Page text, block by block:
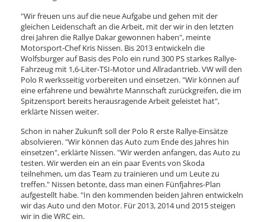
"Wir freuen uns auf die neue Aufgabe und gehen mit der
gleichen Leidenschaft an die Arbeit, mit der wir in den letzten
drei Jahren die Rallye Dakar gewonnen haben", meinte
Motorsport-Chef Kris Nissen. Bis 2013 entwickeln die
Wolfsburger auf Basis des Polo ein rund 300 PS starkes Rallye-
Fahrzeug mit 1,6-Liter-TSI-Motor und Allradantrieb. VW will den
Polo R werksseitig vorbereiten und einsetzen. "Wir können auf
eine erfahrene und bewährte Mannschaft zurückgreifen, die im
Spitzensport bereits herausragende Arbeit geleistet hat",
erklärte Nissen weiter.
Schon in naher Zukunft soll der Polo R erste Rallye-Einsätze
absolvieren. "Wir können das Auto zum Ende des Jahres hin
einsetzen", erklärte Nissen. "Wir werden anfangen, das Auto zu
testen. Wir werden ein an ein paar Events von Skoda
teilnehmen, um das Team zu trainieren und um Leute zu
treffen." Nissen betonte, dass man einen Fünfjahres-Plan
aufgestellt habe. "In den kommenden beiden Jahren entwickeln
wir das Auto und den Motor. Für 2013, 2014 und 2015 steigen
wir in die WRC ein.